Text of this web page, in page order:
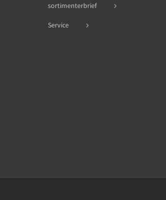
sortimenterbrief
Service